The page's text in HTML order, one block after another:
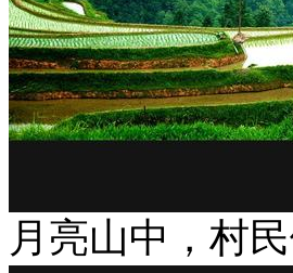
月亮山中，村